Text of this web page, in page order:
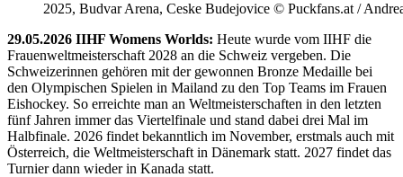
2025, Budvar Arena, Ceske Budejovice © Puckfans.at /
29.05.2026 IIHF Womens Worlds: Heute wurde vom IIHF die
Frauenweltmeisterschaft 2028 an die Schweiz vergeben. Die
Schweizerinnen gehören mit der gewonnen Bronze Medaille bei
den Olympischen Spielen in Mailand zu den Top Teams im Frauen
Eishockey. So erreichte man an Weltmeisterschaften in den letzten
fünf Jahren immer das Viertelfinale und stand dabei drei Mal im
Halbfinale. 2026 findet bekanntlich im November, erstmals auch mit
Österreich, die Weltmeisterschaft in Dänemark statt. 2027 findet das
Turnier dann wieder in Kanada statt.